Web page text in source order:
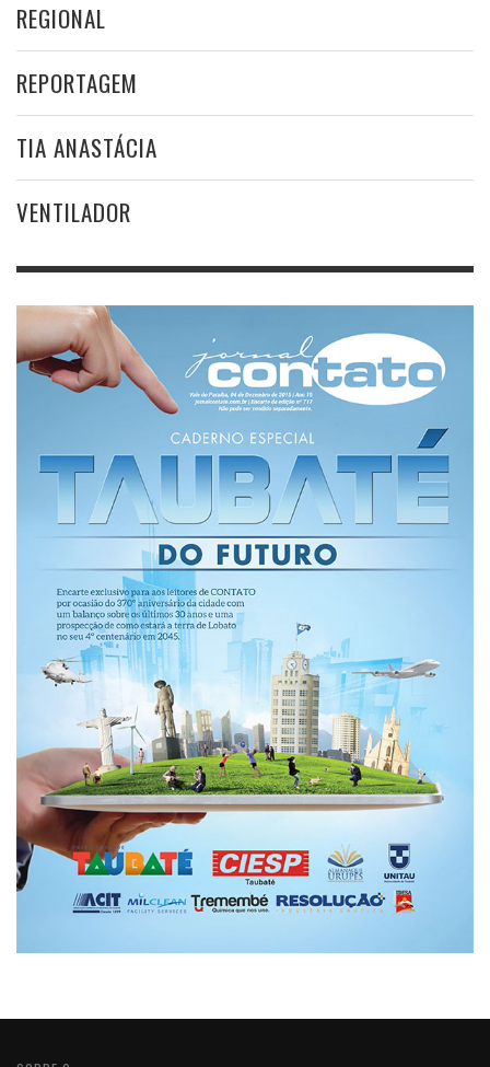
REGIONAL
REPORTAGEM
TIA ANASTÁCIA
VENTILADOR